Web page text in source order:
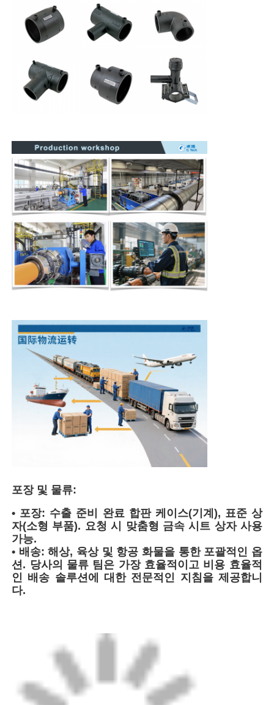
포장 및 물류:​​
• ​포장:​​ 수출 준비 완료 합판 케이스(기계), 표준 상
자(소형 부품). 요청 시 맞춤형 금속 시트 상자 사용
가능.
• ​배송:​​ 해상, 육상 및 항공 화물을 통한 포괄적인 옵
션. 당사의 물류 팀은 가장 효율적이고 비용 효율적
인 배송 솔루션에 대한 전문적인 지침을 제공합니
다.